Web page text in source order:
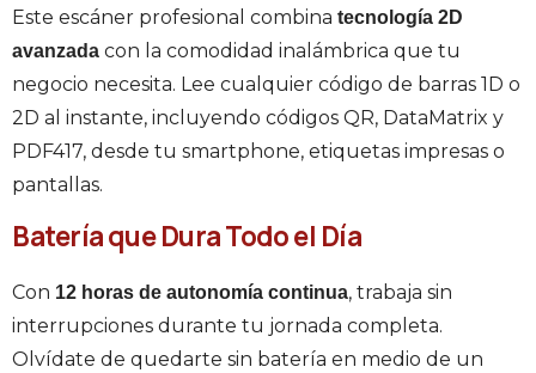
Este escáner profesional combina tecnología 2D
avanzada con la comodidad inalámbrica que tu
negocio necesita. Lee cualquier código de barras 1D o
2D al instante, incluyendo códigos QR, DataMatrix y
PDF417, desde tu smartphone, etiquetas impresas o
pantallas.
Batería que Dura Todo el Día
Con 12 horas de autonomía continua, trabaja sin
interrupciones durante tu jornada completa.
Olvídate de quedarte sin batería en medio de un